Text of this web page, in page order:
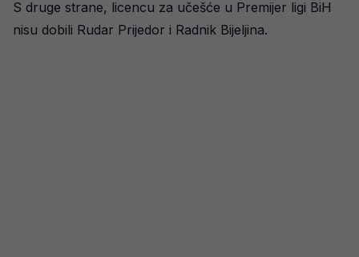
S druge strane, licencu za učešće u Premijer ligi BiH
nisu dobili Rudar Prijedor i Radnik Bijeljina.